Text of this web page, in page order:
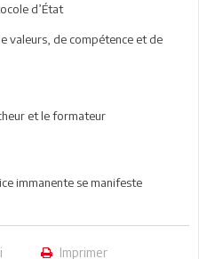
d’État
valeurs, de compétence et de
et le formateur
immanente se manifeste
Imprimer